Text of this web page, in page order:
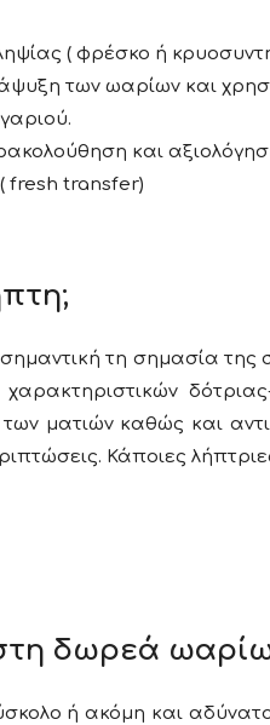
( φρέσκο ή
των ωαρίων και
και
fresh transfer)
τη σημασία της
ματιών καθώς και
Κάποιες
στη δωρεά
ή ακόμη και